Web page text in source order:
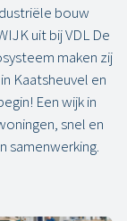
bouw
uit bij VDL De
maken zij
Kaatsheuvel en
Een wijk in
snel en
samenwerking.